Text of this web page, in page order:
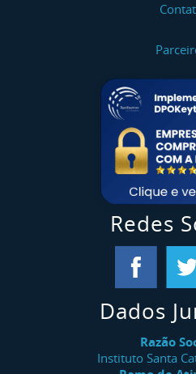
Redes
Dados
Razão
Instituto Santa